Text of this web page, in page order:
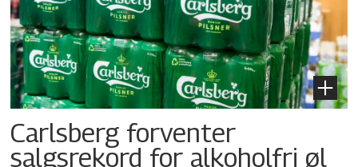
Carlsberg forventer
salgsrekord for alkoholfri øl